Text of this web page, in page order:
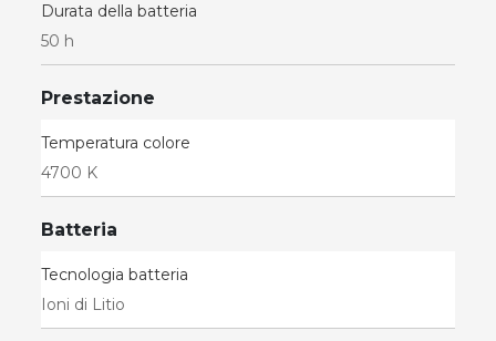
Durata della batteria
50 h
Prestazione
Temperatura colore
4700 K
Batteria
Tecnologia batteria
Ioni di Litio